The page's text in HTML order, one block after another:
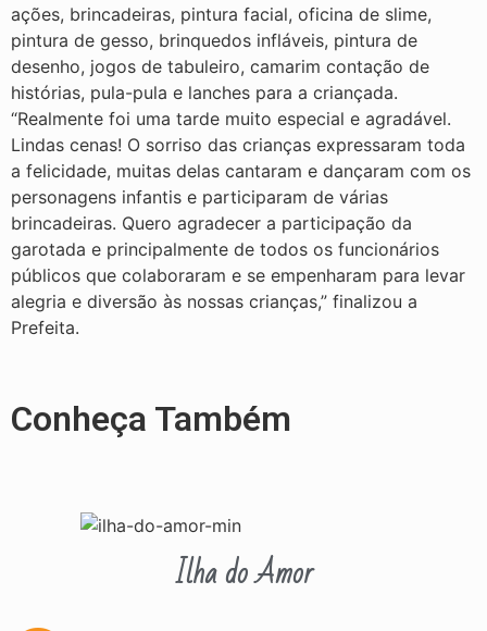
ações, brincadeiras, pintura facial, oficina de slime,
pintura de gesso, brinquedos infláveis, pintura de
desenho, jogos de tabuleiro, camarim contação de
histórias, pula-pula e lanches para a criançada.
“Realmente foi uma tarde muito especial e agradável.
Lindas cenas! O sorriso das crianças expressaram toda
a felicidade, muitas delas cantaram e dançaram com os
personagens infantis e participaram de várias
brincadeiras. Quero agradecer a participação da
garotada e principalmente de todos os funcionários
públicos que colaboraram e se empenharam para levar
alegria e diversão às nossas crianças,” finalizou a
Prefeita.
Conheça Também
Ilha do Amor